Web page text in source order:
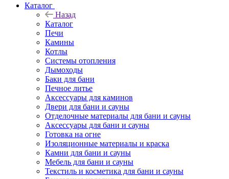
Каталог
Назад
Каталог
Печи
Камины
Котлы
Системы отопления
Дымоходы
Баки для бани
Печное литье
Аксессуары для каминов
Двери для бани и сауны
Отделочные материалы для бани и сауны
Аксессуары для бани и сауны
Готовка на огне
Изоляционные материалы и краска
Камни для бани и сауны
Мебель для бани и сауны
Текстиль и косметика для бани и сауны